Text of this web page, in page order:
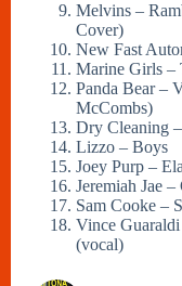
Melvins –
Cover)
New Fast
Marine Girls –
Panda Bear –
McCombs)
Dry Cleaning
Lizzo – Boys
Joey Purp –
Jeremiah Jae
Sam Cooke –
Vince
(vocal)